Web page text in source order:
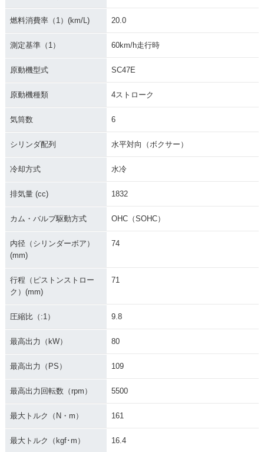
2019年 GOLDWING
Tour Dual Clutch T
ーチェンジ
2019年 GOLDWING
Tour・カラーチェン
G・カラーチェンジ
Tour Dual Clutch T
Tour・フルモデルチ
2018年 GOLDWIN
G・フルモデルチェ
2014年 GOLDWING
SE AIRBAG NAVI・
2014年 GOLDWING
SE・特別・限定仕様
燃料消費率（1）(km/L) 20.0
測定基準（1） 60km/h走行時
原動機型式 SC47E
原動機種類 4ストローク
気筒数 6
シリンダ配列 水平対向（ボクサー）
冷却方式 水冷
排気量 (cc) 1832
カム・バルブ駆動方式 OHC（SOHC）
内径（シリンダーボア）
(mm)
74
行程（ピストンストロー
ク）(mm)
71
圧縮比（:1） 9.8
最高出力（kW） 80
最高出力（PS） 109
最高出力回転数（rpm） 5500
最大トルク（N・m） 161
最大トルク（kgf･m） 16.4